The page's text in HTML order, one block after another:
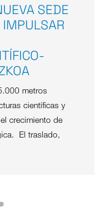
SEDE
IMPULSAR
metros
científicas y
crecimiento de
El traslado,